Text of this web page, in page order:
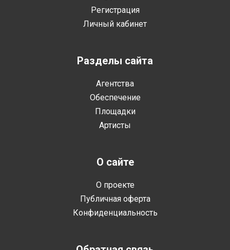
Регистрация
Личный кабинет
Разделы сайта
Агентства
Обеспечение
Площадки
Артисты
О сайте
О проекте
Публичная оферта
Конфиденциальность